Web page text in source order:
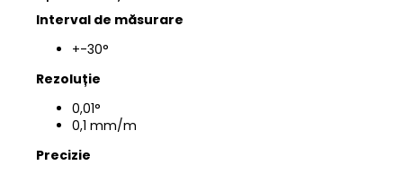
Interval de măsurare
+-30°
Rezoluție
0,01°
0,1 mm/m
Precizie